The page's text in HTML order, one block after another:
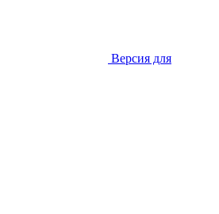
Версия для